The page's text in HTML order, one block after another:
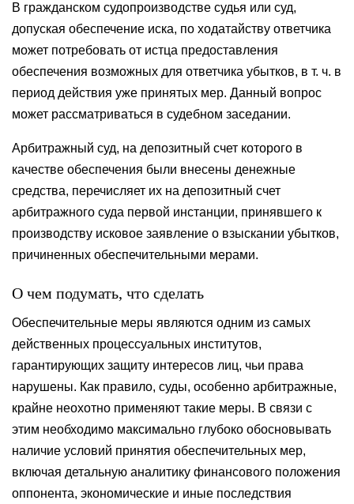
В гражданском судопроизводстве судья или суд,
допуская обеспечение иска, по ходатайству ответчика
может потребовать от истца предоставления
обеспечения возможных для ответчика убытков, в т. ч. в
период действия уже принятых мер. Данный вопрос
может рассматриваться в судебном заседании.
Арбитражный суд, на депозитный счет которого в
качестве обеспечения были внесены денежные
средства, перечисляет их на депозитный счет
арбитражного суда первой инстанции, принявшего к
производству исковое заявление о взыскании убытков,
причиненных обеспечительными мерами.
О чем подумать, что сделать
Обеспечительные меры являются одним из самых
действенных процессуальных институтов,
гарантирующих защиту интересов лиц, чьи права
нарушены. Как правило, суды, особенно арбитражные,
крайне неохотно применяют такие меры. В связи с
этим необходимо максимально глубоко обосновывать
наличие условий принятия обеспечительных мер,
включая детальную аналитику финансового положения
оппонента, экономические и иные последствия